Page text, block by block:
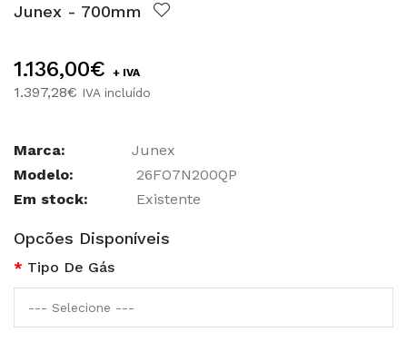
Junex - 700mm
1.136,00€ + IVA
1.397,28€ IVA incluído
Marca:
Junex
Modelo:
26FO7N200QP
Em stock:
Existente
Opcões Disponíveis
Tipo De Gás